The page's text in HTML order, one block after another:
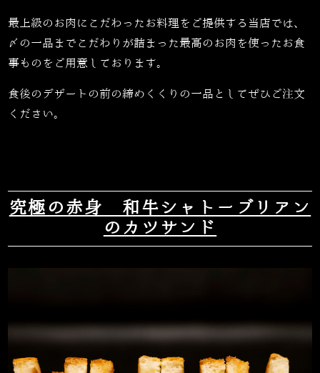
最上級のお肉にこだわったお料理をご提供する当店では、
〆の一品までこだわりが詰まった最高のお肉を使ったお食
事ものをご用意しております。
食後のデザートの前の締めくくりの一品としてぜひご注文
ください。
究極の赤身 和牛シャトーブリアン
のカツサンド